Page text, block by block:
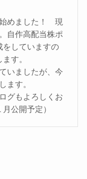
めました！ 現
自作高配当株ポ
をしていますの
す。
いましたが、今
ます。
グもよろしくお
公開予定）